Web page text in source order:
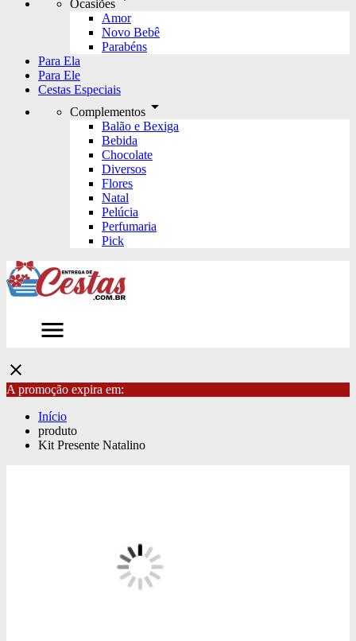
Ocasiões
Amor
Novo Bebê
Parabéns
Para Ela
Para Ele
Cestas Especiais
Complementos arrow_drop_down
Balão e Bexiga
Bebida
Chocolate
Diversos
Flores
Natal
Pelúcia
Perfumaria
Pick
menu
close
A promoção expira em:
Início
produto
Kit Presente Natalino